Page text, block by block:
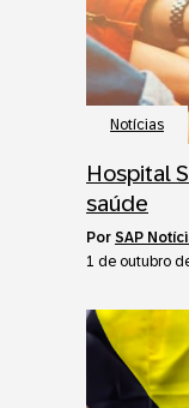
Notícias
Hospital
saúde
por SAP
1 de outubro